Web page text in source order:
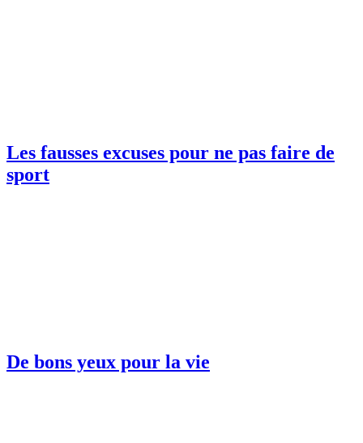
Les fausses excuses pour ne pas faire de
sport
De bons yeux pour la vie